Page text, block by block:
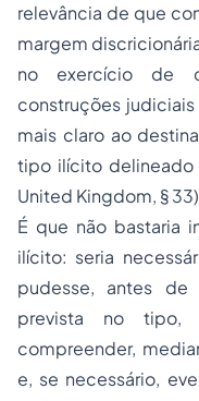
relevância de que
margem
no exercício de
construções
mais claro ao
tipo ilícito
United Kingdom, § 33)
É que nãobastaria
ilícito: seria
pudesse, antes de
prevista no
compreender,
e, se necessário,